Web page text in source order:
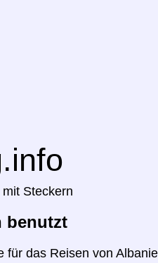
Steckern
benutzt
für das Reisen von